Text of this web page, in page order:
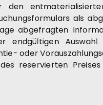
als
abgefragten
endgültigen
oder
reservierten